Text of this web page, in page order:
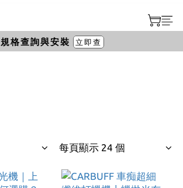
每頁顯示 24 個
規格查詢與安裝 立即查